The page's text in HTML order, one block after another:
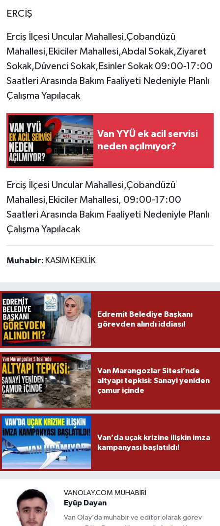
ERCİŞ
Erciş İlçesi Uncular Mahallesi,Çobandüzü
Mahallesi,Ekiciler Mahallesi,Abdal Sokak,Ziyaret
Sokak,Düvenci Sokak,Esinler Sokak 09:00-17:00
Saatleri Arasında Bakım Faaliyeti Nedeniyle Planlı
Çalışma Yapılacak
Van YYÜ ek acil servisi
neden açılmıyor?
Erciş İlçesi Uncular Mahallesi,Çobandüzü
Mahallesi,Ekiciler Mahallesi, 09:00-17:00
Saatleri Arasında Bakım Faaliyeti Nedeniyle Planlı
Çalışma Yapılacak
Muhabir: KASIM KEKLİK
Edremit Belediye Başkanı
görevden alındı iddiası!
Van Marangozlar Sitesi’nde
altyapı tepkisi: Sanayi yeniden
çamur içinde
Van’da uçak krizine ilişkin imza
kampanyası başlatıldı!
VANOLAY.COM MUHABIRI
Eyüp Dayan
Van Olay’da muhabir ve editör olarak görev